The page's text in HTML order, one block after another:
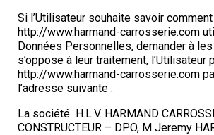
Si l’Utilisateur souhaite savoir comment
http://www.harmand-carrosserie.com
Données Personnelles, demander à
s’oppose à leur traitement, l’Utilisateur
http://www.harmand-carrosserie.com
l’adresse suivante :
La société H.L.V. HARMAND
CONSTRUCTEUR – DPO, M Jeremy